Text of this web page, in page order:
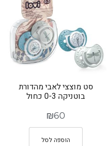
סט מוצצי לאבי מהדורת
בוטניקה 0-3 כחול
₪60
הוספה לסל